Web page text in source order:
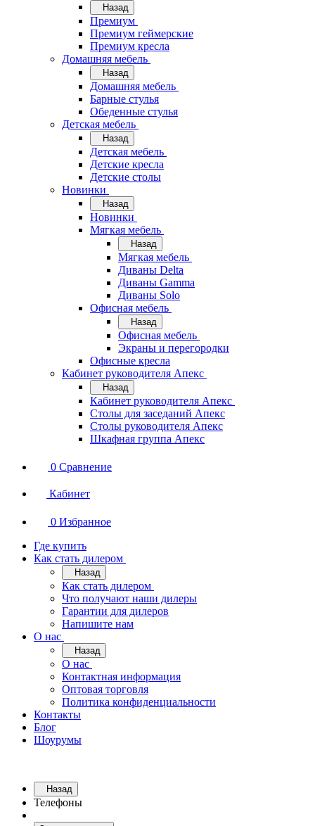
Назад
Премиум
Премиум геймерские
Премиум кресла
Домашняя мебель
Назад
Домашняя мебель
Барные стулья
Обеденные стулья
Детская мебель
Назад
Детская мебель
Детские кресла
Детские столы
Новинки
Назад
Новинки
Мягкая мебель
Назад
Мягкая мебель
Диваны Delta
Диваны Gamma
Диваны Solo
Офисная мебель
Назад
Офисная мебель
Экраны и перегородки
Офисные кресла
Кабинет руководителя Апекс
Назад
Кабинет руководителя Апекс
Столы для заседаний Апекс
Столы руководителя Апекс
Шкафная группа Апекс
0 Сравнение
Кабинет
0 Избранное
Где купить
Как стать дилером
Назад
Как стать дилером
Что получают наши дилеры
Гарантии для дилеров
Напишите нам
О нас
Назад
О нас
Контактная информация
Оптовая торговля
Политика конфиденциальности
Контакты
Блог
Шоурумы
Назад
Телефоны